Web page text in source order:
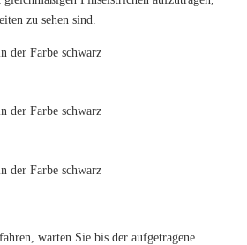
zu sehen sind.
warten Sie bis der aufgetragene